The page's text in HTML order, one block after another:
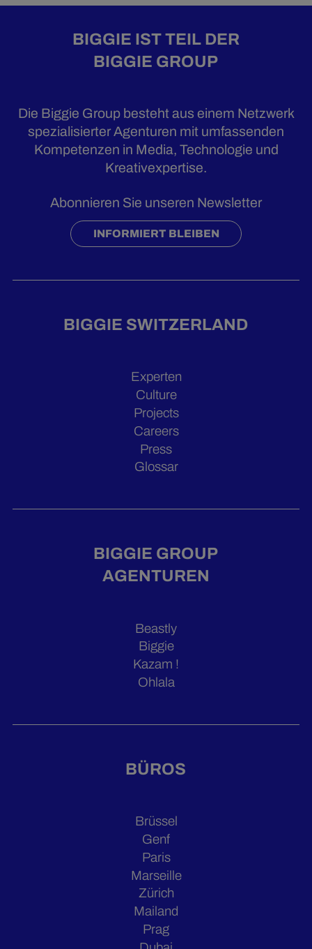
BIGGIE IST TEIL DER
BIGGIE GROUP
Die Biggie Group besteht aus einem Netzwerk
spezialisierter Agenturen mit umfassenden
Kompetenzen in Media, Technologie und
Kreativexpertise.
Abonnieren Sie unseren Newsletter
INFORMIERT BLEIBEN
BIGGIE SWITZERLAND
Experten
Culture
Projects
Careers
Press
Glossar
BIGGIE GROUP
AGENTUREN
Beastly
Biggie
Kazam !
Ohlala
BÜROS
Brüssel
Genf
Paris
Marseille
Zürich
Mailand
Prag